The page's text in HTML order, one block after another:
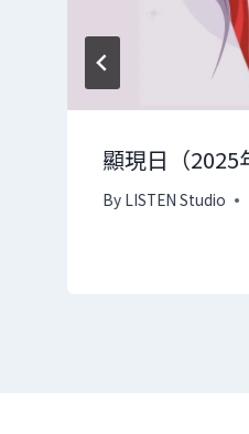
顯現日（2025
By LISTEN Studio